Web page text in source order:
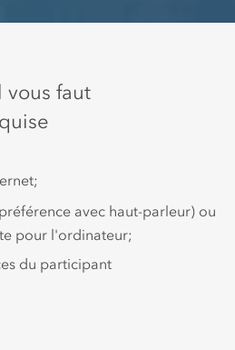
vous faut
avec haut-parleur) ou
pour l'ordinateur;
du participant